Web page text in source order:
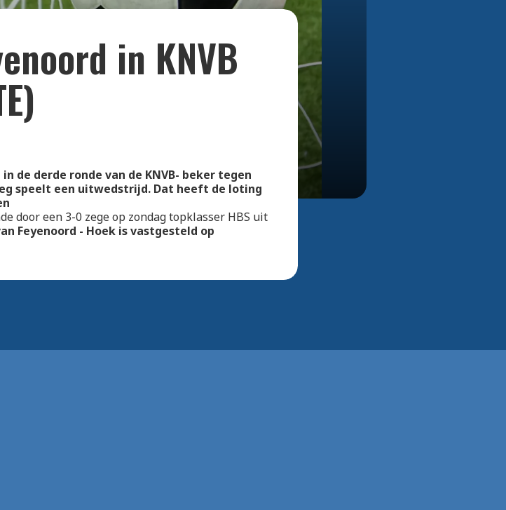
in KNVB
de derde ronde van de KNVB- beker tegen
speelt een uitwedstrijd. Dat heeft de loting
door een 3-0 zege op zondag topklasser HBS uit
Feyenoord - Hoek is vastgesteld op